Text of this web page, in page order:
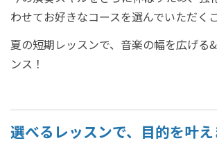
わせてお好きなコースを選んでいただく
夏の短期レッスンで、音楽の幅を広げる
ンス！
選べるレッスンで、目的を叶え